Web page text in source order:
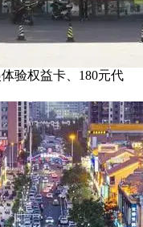
验权益卡、180元代